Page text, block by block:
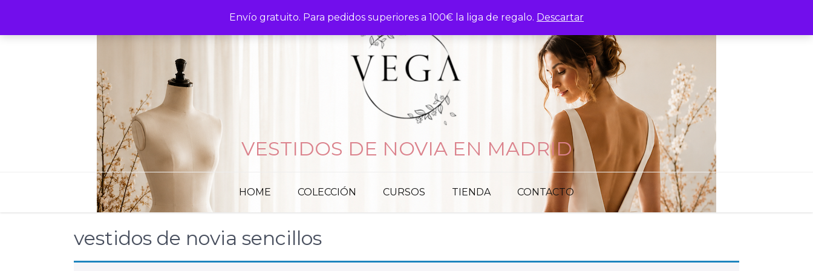
Envío gratuito. Para pedidos superiores a 100€ la liga de regalo. Descartar
content
VESTIDOS DE NOVIA EN MADRID
HOME COLECCIÓN CURSOS TIENDA CONTACTO
vestidos de novia sencillos